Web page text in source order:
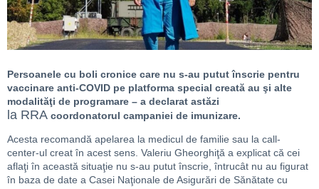
Persoanele cu boli cronice care nu s-au putut înscrie pentru
vaccinare anti-COVID pe platforma special creată au şi alte
modalităţi de programare – a declarat astăzi
la RRA coordonatorul campaniei de imunizare.
Acesta recomandă apelarea la medicul de familie sau la call-
center-ul creat în acest sens. Valeriu Gheorghiţă a explicat că cei
aflaţi în această situaţie nu s-au putut înscrie, întrucât nu au figurat
în baza de date a Casei Naţionale de Asigurări de Sănătate cu